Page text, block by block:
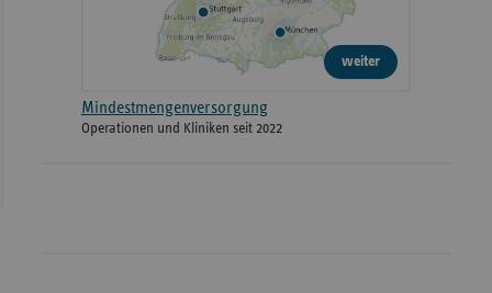
weiter
Mindestmengenversorgung
Operationen und Kliniken seit 2022